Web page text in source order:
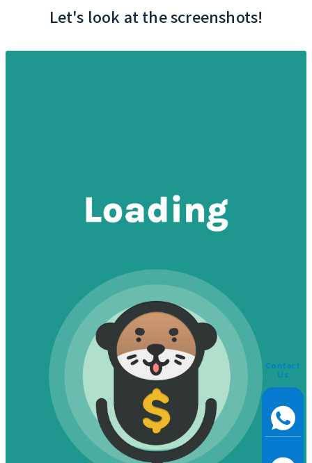
Let's look at the screenshots!
Contact
Us